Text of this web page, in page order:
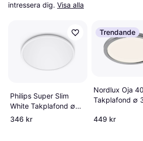
intressera dig. Visa alla
Philips Super Slim
White Takplafond ∅
30cm
346 kr
Trendande
Nordlux Oja
Takplafond ∅
449 kr